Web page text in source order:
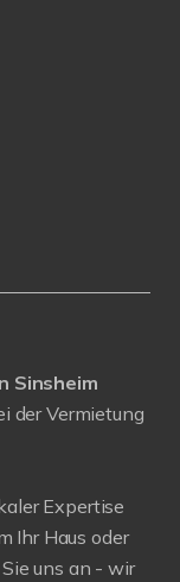
Sinsheim
der Vermietung
Expertise
Ihr Haus oder
uns an - wir